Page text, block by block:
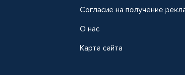
Согласие на получение
О нас
Карта сайта